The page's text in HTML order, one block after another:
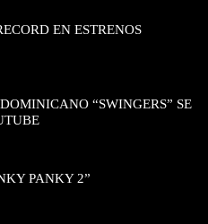
EN ESTRENOS
“SWINGERS” SE
PANKY 2”